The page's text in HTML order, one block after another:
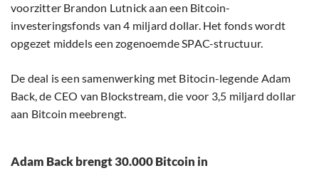
voorzitter Brandon Lutnick aan een Bitcoin-
investeringsfonds van 4 miljard dollar. Het fonds wordt
opgezet middels een zogenoemde SPAC-structuur.
De deal is een samenwerking met Bitocin-legende Adam
Back, de CEO van Blockstream, die voor 3,5 miljard dollar
aan Bitcoin meebrengt.
Adam Back brengt 30.000 Bitcoin in